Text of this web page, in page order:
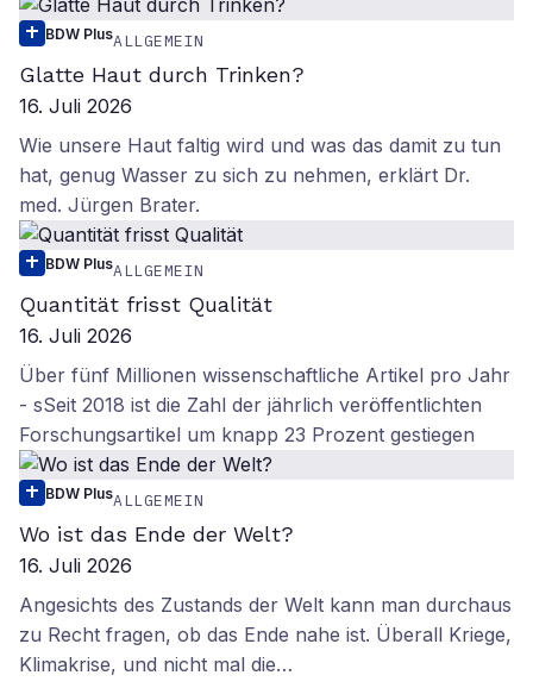
BDW PlusALLGEMEIN
Glatte Haut durch Trinken?
16. Juli 2026
Wie unsere Haut faltig wird und was das damit zu tun
hat, genug Wasser zu sich zu nehmen, erklärt Dr.
med. Jürgen Brater.
BDW PlusALLGEMEIN
Quantität frisst Qualität
16. Juli 2026
Über fünf Millionen wissenschaftliche Artikel pro Jahr
- sSeit 2018 ist die Zahl der jährlich veröffentlichten
Forschungsartikel um knapp 23 Prozent gestiegen
BDW PlusALLGEMEIN
Wo ist das Ende der Welt?
16. Juli 2026
Angesichts des Zustands der Welt kann man durchaus
zu Recht fragen, ob das Ende nahe ist. Überall Kriege,
Klimakrise, und nicht mal die…